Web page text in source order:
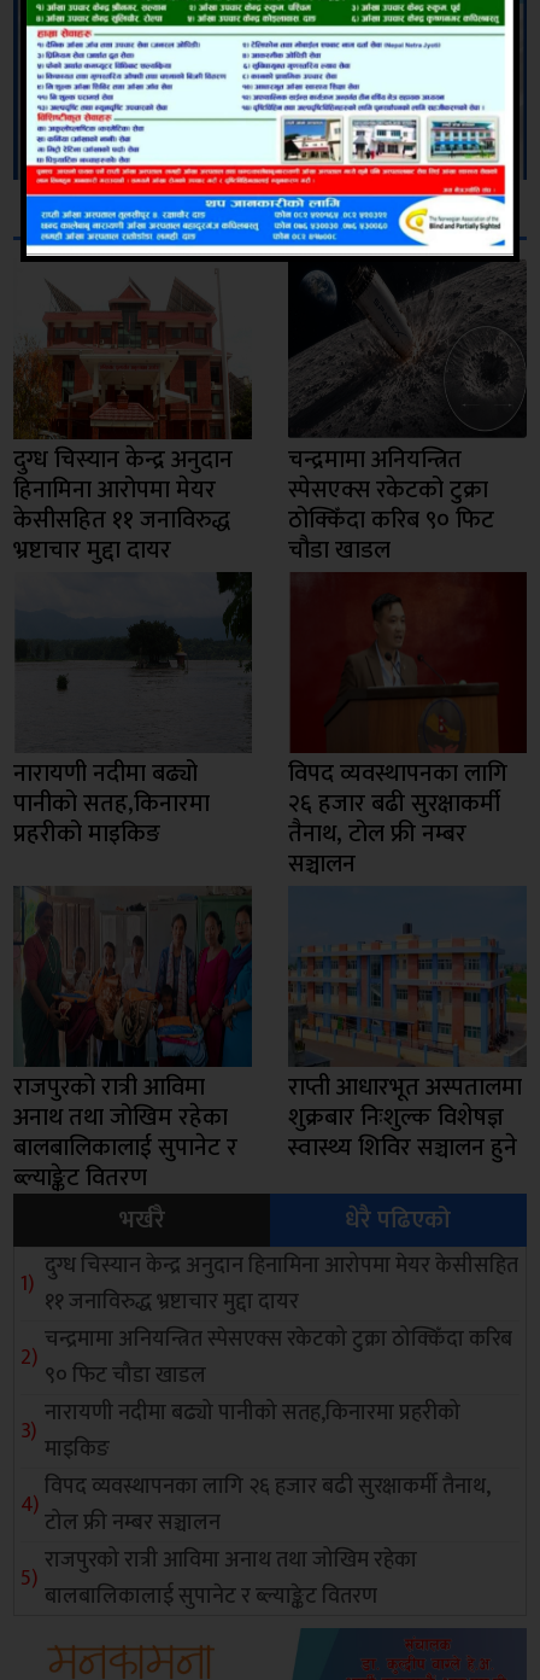
सम्बन्धित
दुग्ध चिस्यान केन्द्र अनुदान
हिनामिना आरोपमा मेयर
केसीसहित ११ जनाविरुद्ध
भ्रष्टाचार मुद्दा दायर
चन्द्रमामा अनियन्त्रित
स्पेसएक्स रकेटको टुक्रा
ठोक्किँदा करिब ९० फिट
चौडा खाडल
नारायणी नदीमा बढ्यो
पानीको सतह,किनारमा
प्रहरीको माइकिङ
विपद व्यवस्थापनका लागि
२६ हजार बढी सुरक्षाकर्मी
तैनाथ, टोल फ्री नम्बर
सञ्चालन
राजपुरको रात्री आविमा
अनाथ तथा जोखिम रहेका
बालबालिकालाई सुपानेट र
ब्ल्याङ्केट वितरण
राप्ती आधारभूत अस्पतालमा
शुक्रबार निःशुल्क विशेषज्ञ
स्वास्थ्य शिविर सञ्चालन हुने
भर्खरै
धेरै पढिएको
दुग्ध चिस्यान केन्द्र अनुदान हिनामिना आरोपमा मेयर केसीसहित
११ जनाविरुद्ध भ्रष्टाचार मुद्दा दायर
चन्द्रमामा अनियन्त्रित स्पेसएक्स रकेटको टुक्रा ठोक्किँदा करिब
९० फिट चौडा खाडल
नारायणी नदीमा बढ्यो पानीको सतह,किनारमा प्रहरीको
माइकिङ
विपद व्यवस्थापनका लागि २६ हजार बढी सुरक्षाकर्मी तैनाथ,
टोल फ्री नम्बर सञ्चालन
राजपुरको रात्री आविमा अनाथ तथा जोखिम रहेका
बालबालिकालाई सुपानेट र ब्ल्याङ्केट वितरण